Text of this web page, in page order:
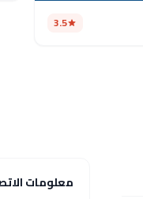
3.5
معلومات